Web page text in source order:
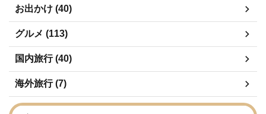
お出かけ (40)
グルメ (113)
国内旅行 (40)
海外旅行 (7)